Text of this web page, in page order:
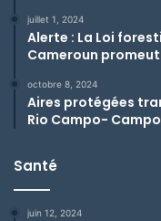
juillet 1, 2024
Alerte : La Loi
Cameroun
octobre 8, 2024
Aires protégées
Rio Campo-
Santé
juin 12, 2024